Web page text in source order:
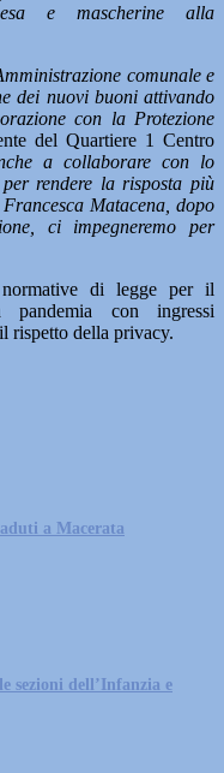
e mascherine alla
comunale e
dei nuovi buoni attivando
con la Protezione
del Quartiere 1 Centro
a collaborare con lo
rendere la risposta più
Matacena, dopo
ci impegneremo per
di legge per il
pandemia con ingressi
rispetto della privacy.
a Macerata
sezioni dell’Infanzia e